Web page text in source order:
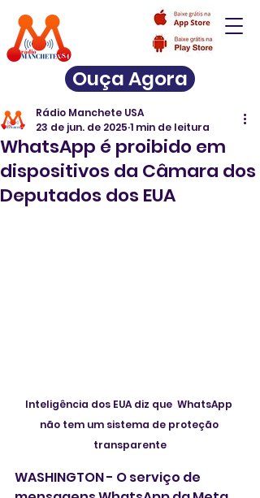
Ouça Agora
WhatsApp é proibido em
dispositivos da Câmara dos
Deputados dos EUA
Rádio Manchete USA
23 de jun. de 2025 1 min de leitura
Inteligência dos EUA diz que  WhatsApp
não tem um sistema de proteção
transparente
WASHINGTON - O serviço de